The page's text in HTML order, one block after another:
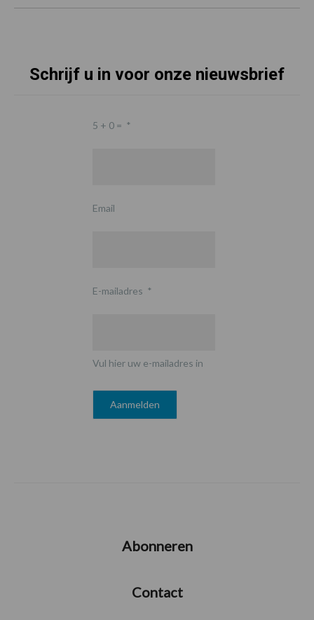
Schrijf u in voor onze nieuwsbrief
5 + 0 = *
Email
E-mailadres *
Vul hier uw e-mailadres in
Abonneren
Contact